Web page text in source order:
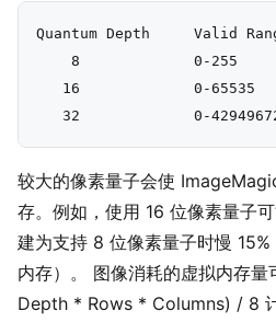
Quantum Depth     Valid
8             0-255
16             0-65535
较大的像素量子会使
存。例如，使用 16 位像素量子
建为支持 8 位像素量子时慢
内存）。 图像消耗的虚拟内存
Depth * Rows * Columns) / 8